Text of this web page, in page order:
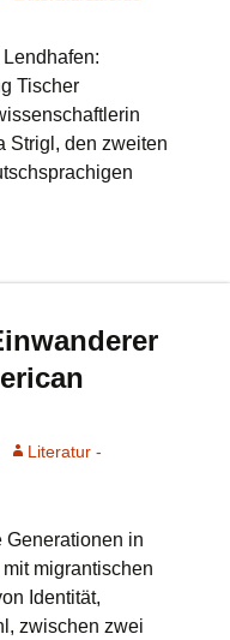
Tischer
Strigl, den zweiten
Literatur -
Generationen in
migrantischen
Identität,
zwischen zwei